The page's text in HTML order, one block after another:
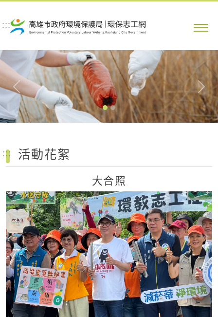
:::
Previous
::: 活動花絮
大合照